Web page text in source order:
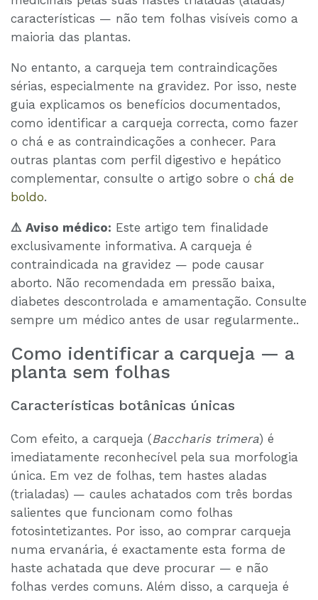
características — não tem folhas visíveis como a
maioria das plantas.
No entanto, a carqueja tem contraindicações
sérias, especialmente na gravidez. Por isso, neste
guia explicamos os benefícios documentados,
como identificar a carqueja correcta, como fazer
o chá e as contraindicações a conhecer. Para
outras plantas com perfil digestivo e hepático
complementar, consulte o artigo sobre o chá de
boldo.
⚠️ Aviso médico: Este artigo tem finalidade
exclusivamente informativa. A carqueja é
contraindicada na gravidez — pode causar
aborto. Não recomendada em pressão baixa,
diabetes descontrolada e amamentação. Consulte
sempre um médico antes de usar regularmente..
Como identificar a carqueja — a
planta sem folhas
Características botânicas únicas
Com efeito, a carqueja (Baccharis trimera) é
imediatamente reconhecível pela sua morfologia
única. Em vez de folhas, tem hastes aladas
(trialadas) — caules achatados com três bordas
salientes que funcionam como folhas
fotosintetizantes. Por isso, ao comprar carqueja
numa ervanária, é exactamente esta forma de
haste achatada que deve procurar — e não
folhas verdes comuns. Além disso, a carqueja é